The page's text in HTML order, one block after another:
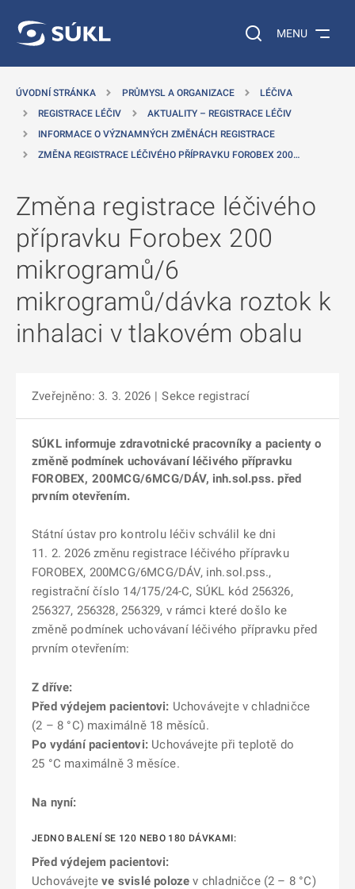
Vyhledávání na
MENU
ÚVODNÍ STRÁNKA PRŮMYSL A ORGANIZACE
LÉČIVA
REGISTRACE LÉČIV
AKTUALITY – REGISTRACE LÉČIV
INFORMACE O VÝZNAMNÝCH ZMĚNÁCH REGISTRACE
ZMĚNA REGISTRACE LÉČIVÉHO PŘÍPRAVKU FOROBEX 200…
Změna registrace léčivého
přípravku Forobex 200
mikrogramů/6
mikrogramů/dávka roztok k
inhalaci v tlakovém obalu
Zveřejněno: 3. 3. 2026 | Sekce registrací
SÚKL informuje zdravotnické pracovníky a pacienty o
změně podmínek uchovávaní léčivého přípravku
FOROBEX, 200MCG/6MCG/DÁV, inh.sol.pss. před
prvním otevřením.
Státní ústav pro kontrolu léčiv schválil ke dni
11. 2. 2026 změnu registrace léčivého přípravku
FOROBEX, 200MCG/6MCG/DÁV, inh.sol.pss.,
registrační číslo 14/175/24-C, SÚKL kód 256326,
256327, 256328, 256329, v rámci které došlo ke
změně podmínek uchovávaní léčivého přípravku před
prvním otevřením:
Z dříve:
Před výdejem pacientovi: Uchovávejte v chladničce
(2 – 8 °C) maximálně 18 měsíců.
Po vydání pacientovi:Uchovávejte při teplotě do
25 °C maximálně 3 měsíce.
Na nyní:
JEDNO BALENÍ SE 120 NEBO 180 DÁVKAMI:
Před výdejem pacientovi:
Uchovávejteve svislé poloze v chladničce (2 – 8 °C)